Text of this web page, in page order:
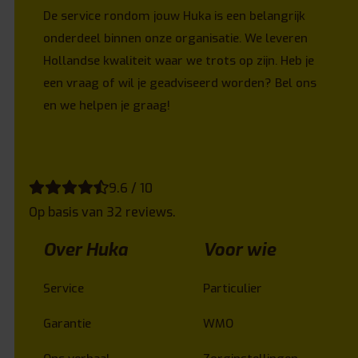
De service rondom jouw Huka is een belangrijk
onderdeel binnen onze organisatie. We leveren
Hollandse kwaliteit waar we trots op zijn. Heb je
een vraag of wil je geadviseerd worden? Bel ons
en we helpen je graag!
9.6 / 10
Op basis van 32 reviews.
Over Huka
Service
Garantie
Voor wie
Particulier
WMO